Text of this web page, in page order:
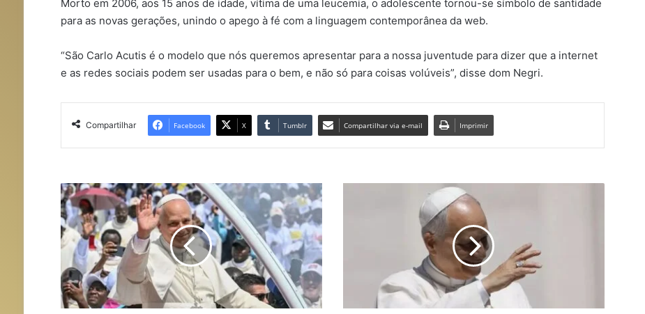
Morto em 2006, aos 15 anos de idade, vítima de uma leucemia, o adolescente tornou-se símbolo de santidade
para as novas gerações, unindo o apego à fé com a linguagem contemporânea da web.
“São Carlo Acutis é o modelo que nós queremos apresentar para a nossa juventude para dizer que a internet
e as redes sociais podem ser usadas para o bem, e não só para coisas volúveis”, disse dom Negri.
Compartilhar Facebook X Tumblr Compartilhar via e-mail Imprimir
P
a
p
a
L
ã
o
X
X